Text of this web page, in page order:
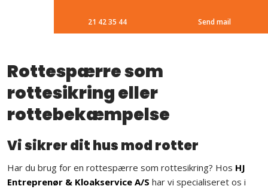
21 42 35 44 Send mail
​Rottespærre som
rottesikring eller
rottebekæmpelse
Vi sikrer dit hus mod rotter
Har du brug for en rottespærre som rottesikring? Hos HJ
Entreprenør & Kloakservice A/S har vi specialiseret os i